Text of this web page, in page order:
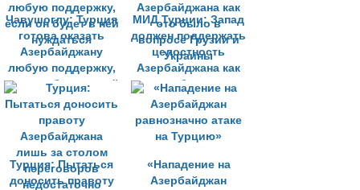
Чавушоглу: Турция
готова оказать
Азербайджану
любую поддержку,
если он будет в ней
нуждаться
МИД Турции: Запад
должен поддержать
целостность
Азербайджана как
это было в
вопросе Грузии и
Украины
Турция: Пытаться
доносить правоту
«Нападение на
Азербайджан